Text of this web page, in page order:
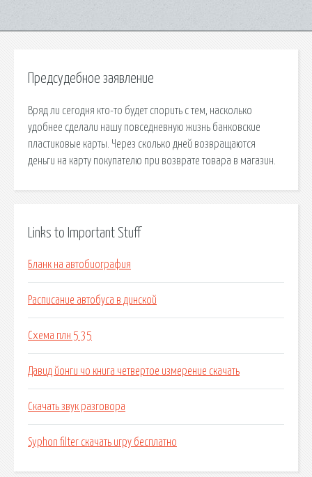
Предсудебное заявление
Вряд ли сегодня кто-то будет спорить с тем, насколько
удобнее сделали нашу повседневную жизнь банковские
пластиковые карты. Через сколько дней возвращаются
деньги на карту покупателю при возврате товара в магазин.
Links to Important Stuff
Бланк на автобиография
Расписание автобуса в динской
Схема плн 5 35
Давид йонги чо книга четвертое измерение скачать
Скачать звук разговора
Syphon filter скачать игру бесплатно